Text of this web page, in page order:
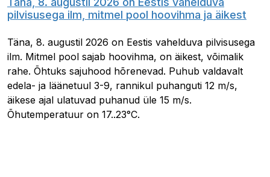
pilvisusega ilm, mitmel pool hoovihma ja äikest
Täna, 8. augustil 2026 on Eestis vahelduva pilvisusega
ilm. Mitmel pool sajab hoovihma, on äikest, võimalik
rahe. Õhtuks sajuhood hõrenevad. Puhub valdavalt
edela- ja läänetuul 3-9, rannikul puhanguti 12 m/s,
äikese ajal ulatuvad puhanud üle 15 m/s.
Õhutemperatuur on 17..23°C.